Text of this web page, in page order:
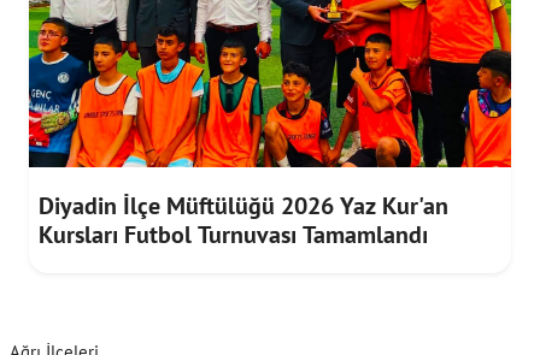
Diyadin İlçe Müftülüğü 2026 Yaz Kur'an
Kursları Futbol Turnuvası Tamamlandı